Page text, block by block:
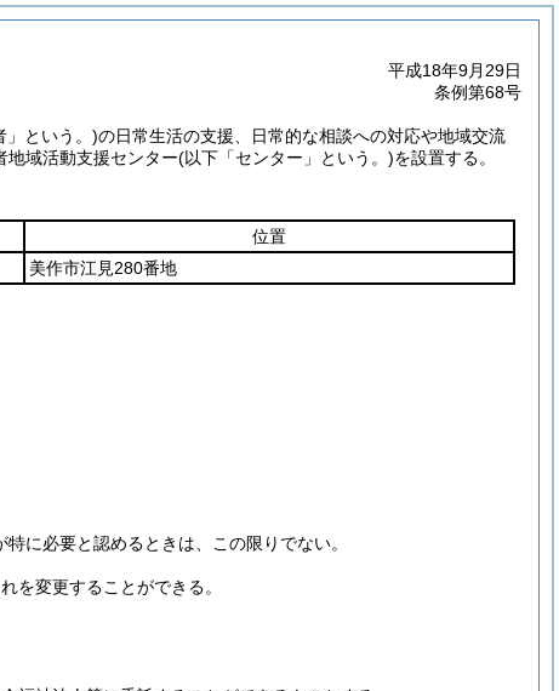
平成18年9月29日
条例第68号
」という。)の日常生活の支援、日常的な相談への対応や地域交流
地域活動支援センター(以下「センター」という。)を設置する。
位置
美作市江見280番地
特に必要と認めるときは、この限りでない。
を変更することができる。